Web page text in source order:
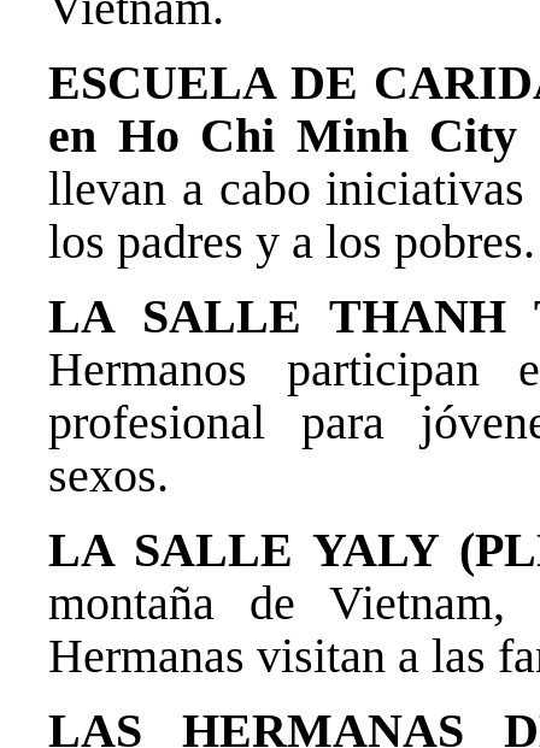
ESCUELA DE
en Ho Chi Minh City
llevan a cabo
los padres y a los pobres.
LA SALLE
Hermanos
profesional para
sexos.
LA SALLE YALY
montaña de
Hermanas visitan a las
LAS HERMANAS